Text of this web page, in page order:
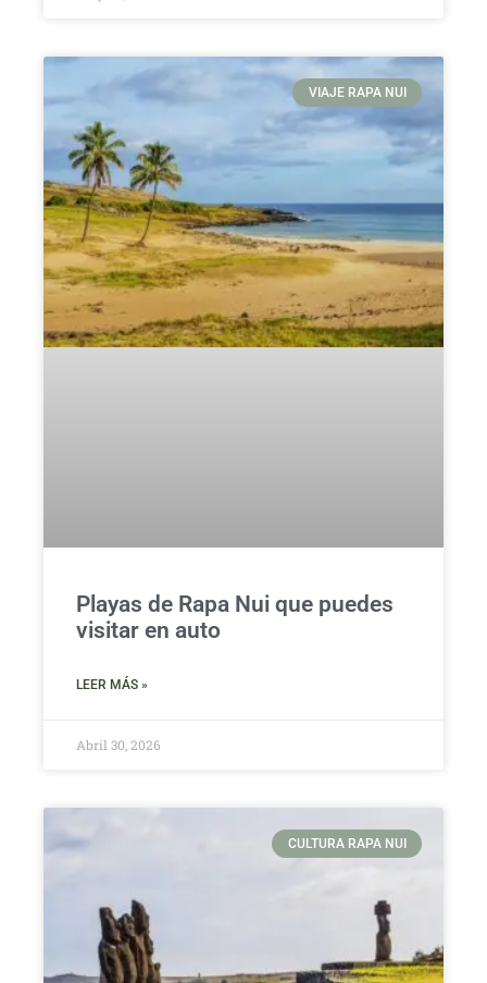
VIAJE RAPA NUI
Playas de Rapa Nui que puedes
visitar en auto
LEER MÁS »
Abril 30, 2026
CULTURA RAPA NUI